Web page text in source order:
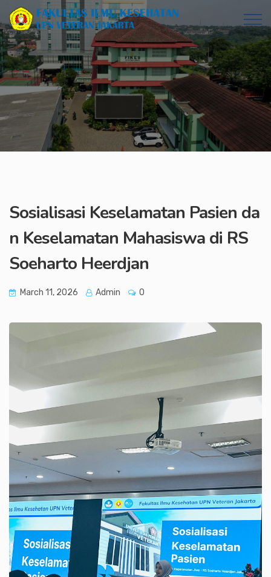
Sosialisasi Keselamatan Pasien da
n Keselamatan Mahasiswa di RS
Soeharto Heerdjan
March 11, 2026 Admin 0